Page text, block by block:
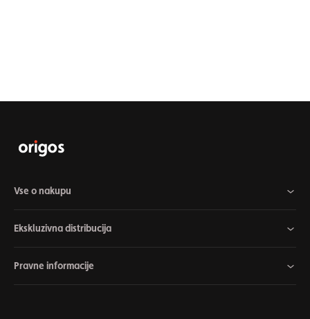
Vse o nakupu
Ekskluzivna distribucija
Pravne informacije